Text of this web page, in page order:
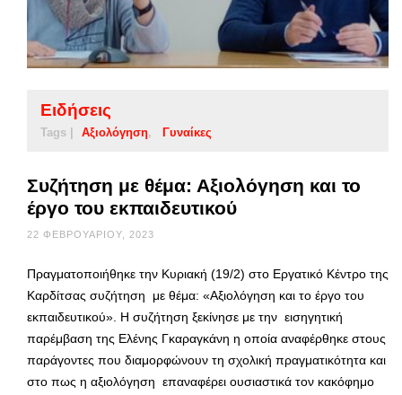
Ειδήσεις
Tags | Αξιολόγηση Γυναίκες
Συζήτηση με θέμα: Αξιολόγηση και το
έργο του εκπαιδευτικού
22 ΦΕΒΡΟΥΑΡΊΟΥ, 2023
Πραγματοποιήθηκε την Κυριακή (19/2) στο Εργατικό Κέντρο της
Καρδίτσας συζήτηση με θέμα: «Αξιολόγηση και το έργο του
εκπαιδευτικού». Η συζήτηση ξεκίνησε με την εισηγητική
παρέμβαση της Ελένης Γκαραγκάνη η οποία αναφέρθηκε στους
παράγοντες που διαμορφώνουν τη σχολική πραγματικότητα και
στο πως η αξιολόγηση επαναφέρει ουσιαστικά τον κακόφημο